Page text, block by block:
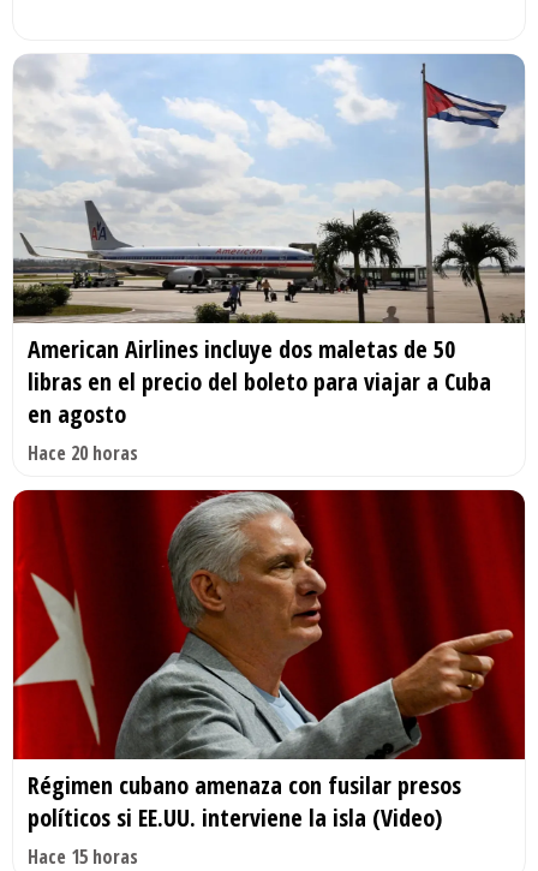
American Airlines incluye dos maletas de 50
libras en el precio del boleto para viajar a Cuba
en agosto
Hace 20 horas
Régimen cubano amenaza con fusilar presos
políticos si EE.UU. interviene la isla (Video)
Hace 15 horas